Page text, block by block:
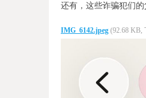
还有，这些诈骗犯们
IMG_6142.jpeg (92.68 KB,